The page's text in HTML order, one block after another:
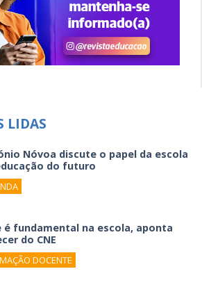
LIDAS
Nóvoa discute o papel da escola
do futuro
é fundamental na escola, aponta
do CNE
DOCENTE